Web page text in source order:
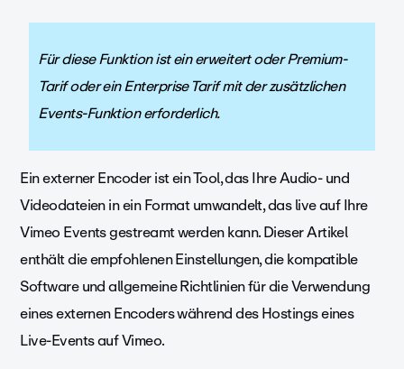
Für diese Funktion ist ein erweitert oder Premium-
Tarif oder ein Enterprise Tarif mit der zusätzlichen
Events-Funktion erforderlich.
Ein externer Encoder ist ein Tool, das Ihre Audio- und
Videodateien in ein Format umwandelt, das live auf Ihre
Vimeo Events gestreamt werden kann. Dieser Artikel
enthält die empfohlenen Einstellungen, die kompatible
Software und allgemeine Richtlinien für die Verwendung
eines externen Encoders während des Hostings eines
Live-Events auf Vimeo.